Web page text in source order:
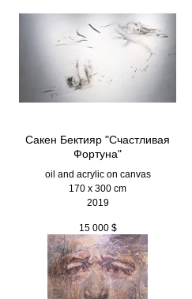
Сакен Бектияр "Счастливая
Фортуна"
oil and acrylic on canvas
170 x 300 cm
2019
15 000 $